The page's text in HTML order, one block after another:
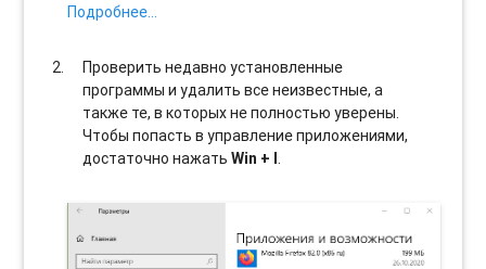
Подробнее…
Проверить недавно установленные
программы и удалить все неизвестные, а
также те, в которых не полностью уверены.
Чтобы попасть в управление приложениями,
достаточно нажатьWin + I.